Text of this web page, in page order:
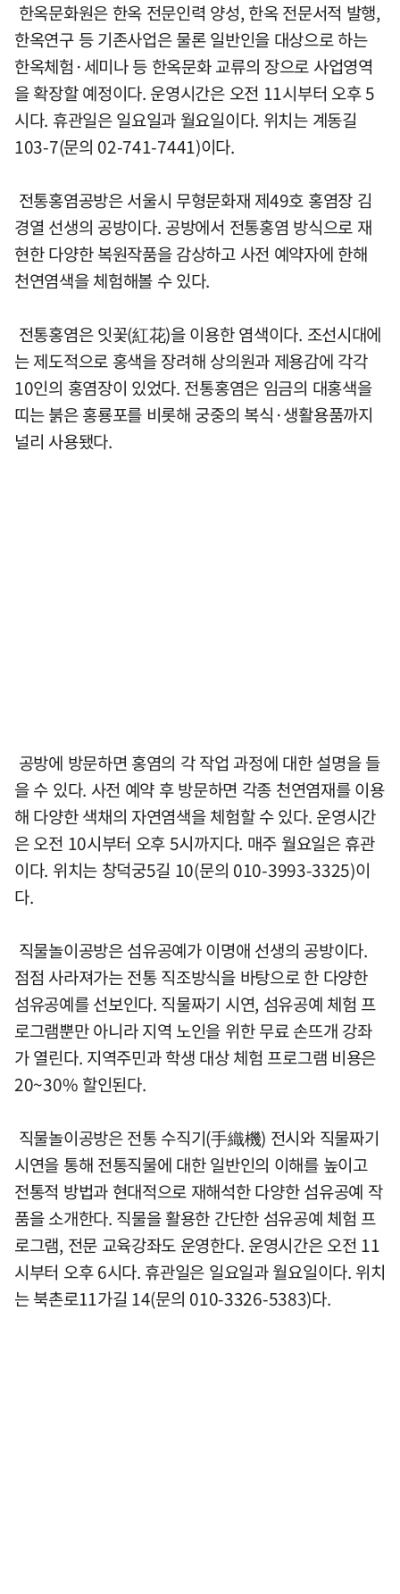
한옥문화원은 한옥 전문인력 양성, 한옥 전문서적 발행,
한옥연구 등 기존사업은 물론 일반인을 대상으로 하는
한옥체험·세미나 등 한옥문화 교류의 장으로 사업영역
을 확장할 예정이다. 운영시간은 오전 11시부터 오후 5
시다. 휴관일은 일요일과 월요일이다. 위치는 계동길
103-7(문의 02-741-7441)이다.
전통홍염공방은 서울시 무형문화재 제49호 홍염장 김
경열 선생의 공방이다. 공방에서 전통홍염 방식으로 재
현한 다양한 복원작품을 감상하고 사전 예약자에 한해
천연염색을 체험해볼 수 있다.
전통홍염은 잇꽃(紅花)을 이용한 염색이다. 조선시대에
는 제도적으로 홍색을 장려해 상의원과 제용감에 각각
10인의 홍염장이 있었다. 전통홍염은 임금의 대홍색을
띠는 붉은 홍룡포를 비롯해 궁중의 복식·생활용품까지
널리 사용됐다.
공방에 방문하면 홍염의 각 작업 과정에 대한 설명을 들
을 수 있다. 사전 예약 후 방문하면 각종 천연염재를 이용
해 다양한 색채의 자연염색을 체험할 수 있다. 운영시간
은 오전 10시부터 오후 5시까지다. 매주 월요일은 휴관
이다. 위치는 창덕궁5길 10(문의 010-3993-3325)이
다.
직물놀이공방은 섬유공예가 이명애 선생의 공방이다.
점점 사라져가는 전통 직조방식을 바탕으로 한 다양한
섬유공예를 선보인다. 직물짜기 시연, 섬유공예 체험 프
로그램뿐만 아니라 지역 노인을 위한 무료 손뜨개 강좌
가 열린다. 지역주민과 학생 대상 체험 프로그램 비용은
20~30% 할인된다.
직물놀이공방은 전통 수직기(手織機) 전시와 직물짜기
시연을 통해 전통직물에 대한 일반인의 이해를 높이고
전통적 방법과 현대적으로 재해석한 다양한 섬유공예 작
품을 소개한다. 직물을 활용한 간단한 섬유공예 체험 프
로그램, 전문 교육강좌도 운영한다. 운영시간은 오전 11
시부터 오후 6시다. 휴관일은 일요일과 월요일이다. 위치
는 북촌로11가길 14(문의 010-3326-5383)다.